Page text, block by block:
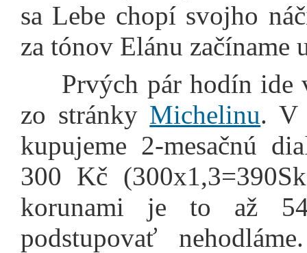
sa Lebe chopí svojho
za tónov Elánu
Prvých pár hodín ide
zo stránky Michelinu. V
kupujeme 2-mesačnú
300 Kč
korunami je to až
podstupovať